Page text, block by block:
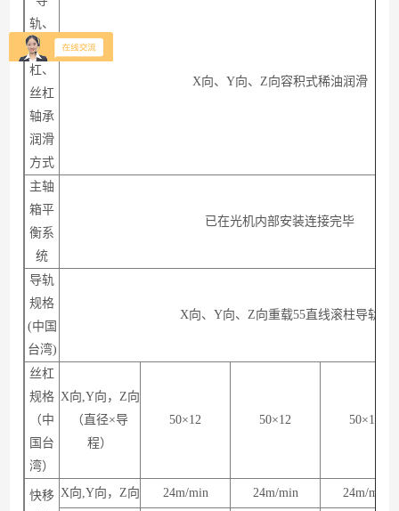
轨、
丝
杠、
丝杠
轴承
润滑
方式
X向、Y向、Z向容积式稀油润滑
主轴
箱平
衡系
统
已在光机内部安装连接完毕
导轨
规格
(中国
台湾)
X向、Y向、Z向重载55直线滚柱导轨
丝杠
规格
（中
国台
湾）
X向,Y向，Z向
（直径×导
程）
50×12 50×12 50×12
快移 X向,Y向，Z向 24m/min 24m/min 24m/min